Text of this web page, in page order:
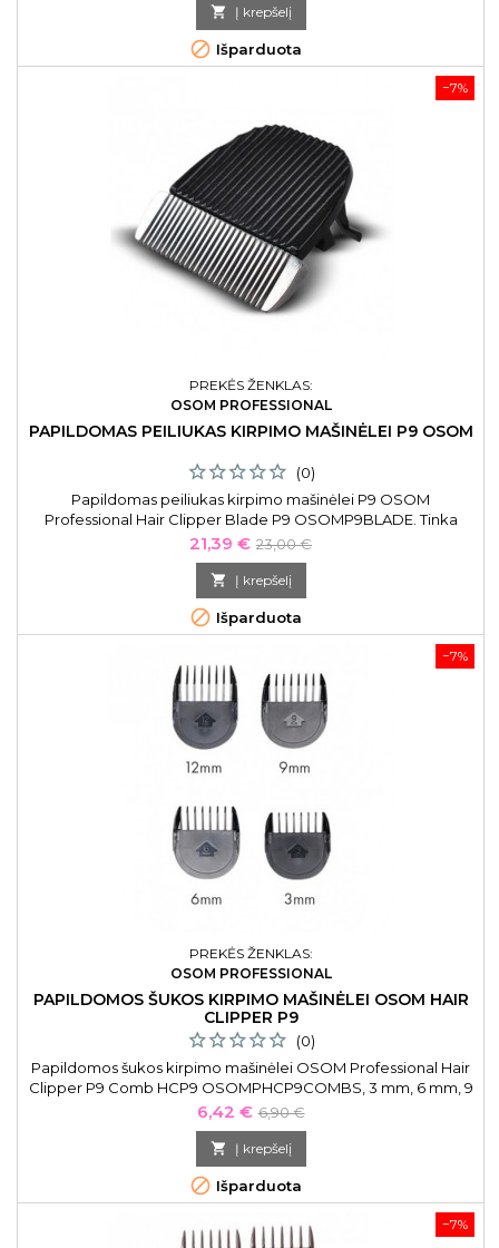
 Į krepšelį
 Išparduota
−7%
PREKĖS ŽENKLAS:
OSOM PROFESSIONAL
PAPILDOMAS PEILIUKAS KIRPIMO MAŠINĖLEI P9 OSOM
(0)
Papildomas peiliukas kirpimo mašinėlei P9 OSOM
Professional Hair Clipper Blade P9 OSOMP9BLADE. Tinka
plaukų kirpimo mašinėlei OSOM Professional „OSOMHCP9“.
Kaina
21,39 € Bazinė
kaina
23,00 €
 Į krepšelį
 Išparduota
−7%
PREKĖS ŽENKLAS:
OSOM PROFESSIONAL
PAPILDOMOS ŠUKOS KIRPIMO MAŠINĖLEI OSOM HAIR
CLIPPER P9
(0)
Papildomos šukos kirpimo mašinėlei OSOM Professional Hair
Clipper P9 Comb HCP9 OSOMPHCP9COMBS, 3 mm, 6 mm, 9
mm, 12 mm
Kaina
6,42 € Bazinė
kaina
6,90 €
 Į krepšelį
 Išparduota
−7%